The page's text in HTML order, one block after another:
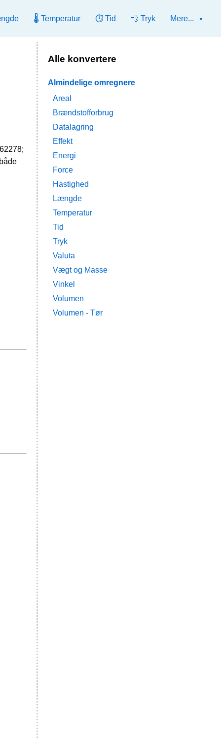
🌡️ Temperatur ⏱️ Tid 💨 Tryk Mere...
Alle konvertere
Almindelige omregnere
Areal
Brændstofforbrug
Datalagring
Effekt
Energi
Force
Hastighed
Længde
Temperatur
Tid
Tryk
Valuta
Vægt og Masse
Vinkel
Volumen
Volumen - Tør